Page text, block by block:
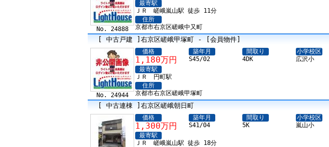
No. 24888
最寄駅
ＪＲ 嵯峨嵐山駅 徒歩 11分
住所
京都市右京区嵯峨中又町
[ 中古戸建 ]右京区嵯峨甲塚町 - [会員物件]
No. 24944
価格
1,180万円
築年月
S45/02
間取り
4DK
小学校区
広沢小
最寄駅
ＪＲ 円町駅
住所
京都市右京区嵯峨甲塚町
[ 中古連棟 ]右京区嵯峨朝日町
価格
1,300万円
築年月
S41/04
間取り
5K
小学校区
嵐山小
最寄駅
ＪＲ 嵯峨嵐山駅 徒歩 18分